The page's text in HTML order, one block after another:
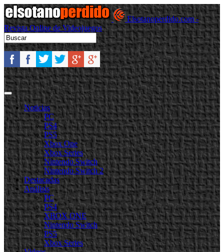
Elsotanoperdido.com -
Revista Online de Videojuegos
Noticias
PC
PS4
PS5
Xbox One
Xbox Series
Nintendo Switch
Nintendo Switch 2
Destacadas
Análisis
PC
PS4
XBOX ONE
Nintendo Switch
PS5
Xbox Series